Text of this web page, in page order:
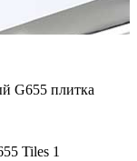
G655 плитка